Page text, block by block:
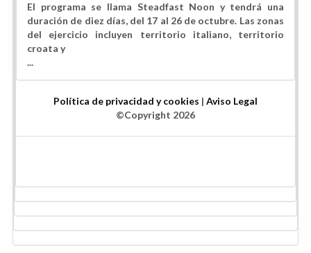
El programa se llama Steadfast Noon y tendrá una
duración de diez días, del 17 al 26 de octubre. Las zonas
del ejercicio incluyen territorio italiano, territorio
croata y
...
Política de privacidad y cookies | Aviso Legal
©Copyright 2026